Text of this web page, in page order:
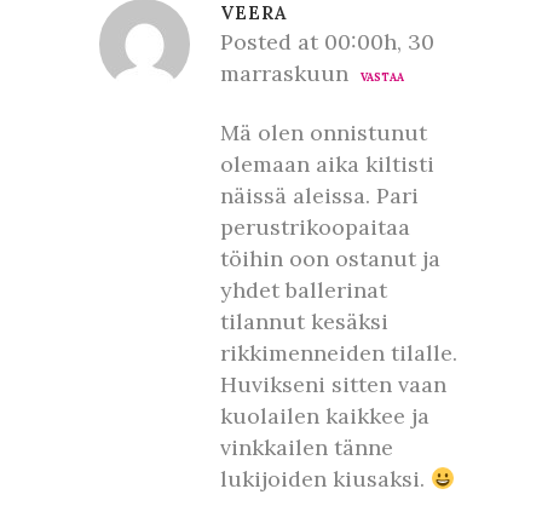
VEERA
Posted at 00:00h, 30
marraskuun
VASTAA
Mä olen onnistunut
olemaan aika kiltisti
näissä aleissa. Pari
perustrikoopaitaa
töihin oon ostanut ja
yhdet ballerinat
tilannut kesäksi
rikkimenneiden tilalle.
Huvikseni sitten vaan
kuolailen kaikkee ja
vinkkailen tänne
lukijoiden kiusaksi.